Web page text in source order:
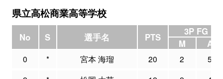
県立高松商業高等学校
No S 選手名 PTS
3P FG
M
A
0 * 宮本 海瑠 20 2
5